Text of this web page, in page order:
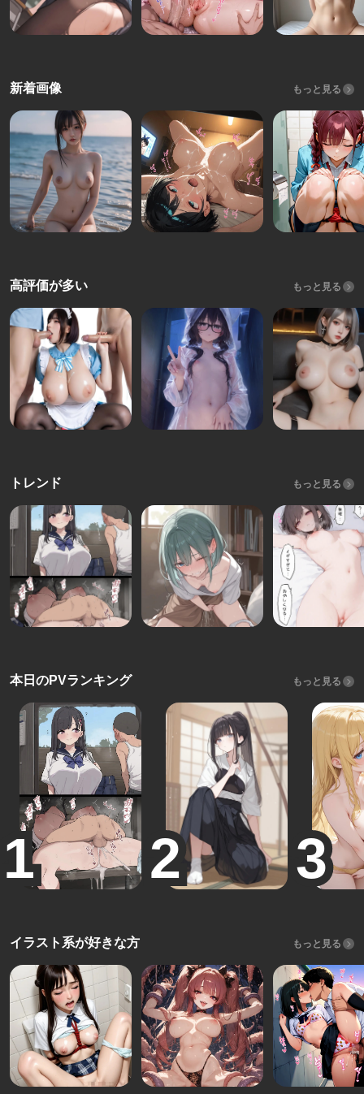
新着画像 もっと見る
高評価が多い もっと見る
トレンド もっと見る
本日のPVランキング もっと見る
イラスト系が好きな方 もっと見る